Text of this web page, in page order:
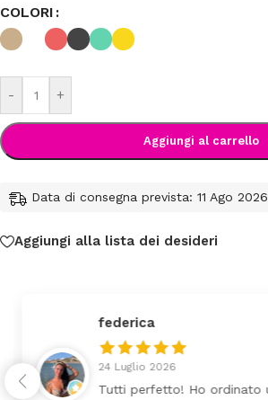
COLORI
- +
Aggiungi al carrello
Data di consegna prevista: 11 Ago
Aggiungi alla lista dei desideri
federica
24 Luglio 2026
Tutti perfetto! Ho ordinato